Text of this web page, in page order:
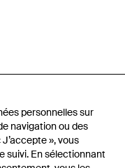
personnelles sur
navigation ou des
», vous
suivi. En sélectionnant
personnelles sur
navigation ou des
», vous
suivi. En sélectionnant